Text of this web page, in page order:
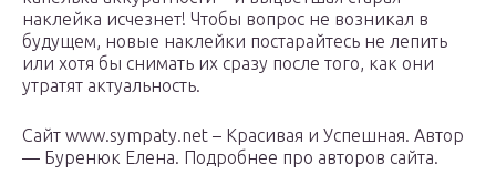
наклейка исчезнет! Чтобы вопрос не возникал в
будущем, новые наклейки постарайтесь не лепить
или хотя бы снимать их сразу после того, как они
утратят актуальность.
Сайт www.sympaty.net – Красивая и Успешная. Автор
— Буренюк Елена. Подробнее про авторов сайта.